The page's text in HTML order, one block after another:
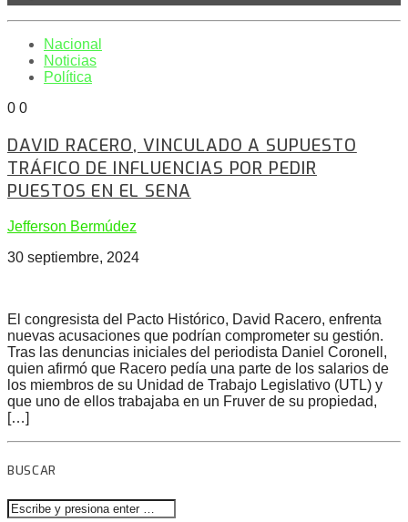
Nacional
Noticias
Política
0 0
DAVID RACERO, VINCULADO A SUPUESTO
TRÁFICO DE INFLUENCIAS POR PEDIR
PUESTOS EN EL SENA
Jefferson Bermúdez
30 septiembre, 2024
El congresista del Pacto Histórico, David Racero, enfrenta
nuevas acusaciones que podrían comprometer su gestión.
Tras las denuncias iniciales del periodista Daniel Coronell,
quien afirmó que Racero pedía una parte de los salarios de
los miembros de su Unidad de Trabajo Legislativo (UTL) y
que uno de ellos trabajaba en un Fruver de su propiedad,
[…]
BUSCAR